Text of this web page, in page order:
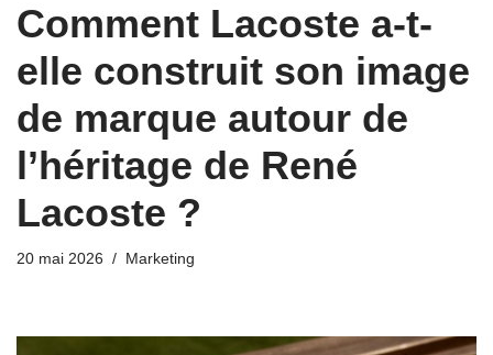
Comment Lacoste a-t-
elle construit son image
de marque autour de
l’héritage de René
Lacoste ?
20 mai 2026 Marketing